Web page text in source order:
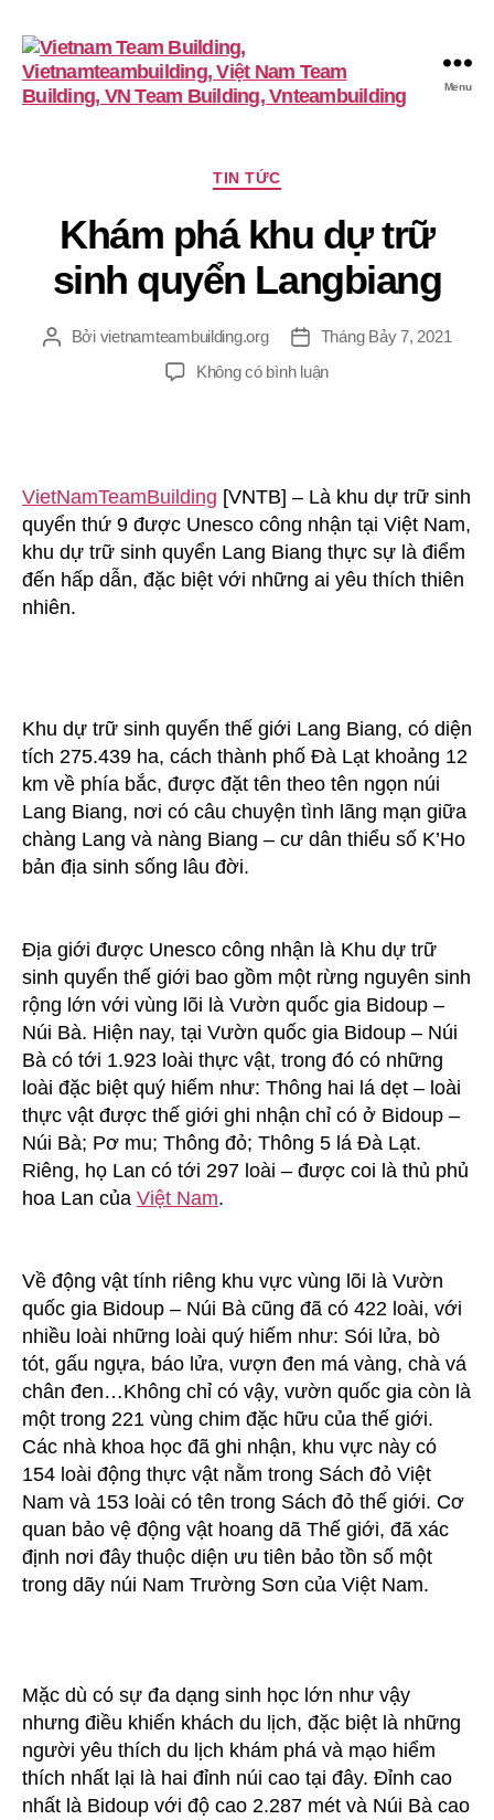
VietnamTeambuilding
Menu
Chuyên
TIN TỨC
Khám phá khu dự trữ
sinh quyển Langbiang
TácBởi vietnamteambuilding.org
Ngày
đăng
Tháng Bảy 7, 2021
Không có bình luậnở
trữ
sinh
quyển
Langbiang
VietNamTeamBuilding [VNTB] – Là khu dự trữ sinh
quyển thứ 9 được Unesco công nhận tại Việt Nam,
khu dự trữ sinh quyển Lang Biang thực sự là điểm
đến hấp dẫn, đặc biệt với những ai yêu thích thiên
nhiên.
Khu dự trữ sinh quyển thế giới Lang Biang, có diện
tích 275.439 ha, cách thành phố Đà Lạt khoảng 12
km về phía bắc, được đặt tên theo tên ngọn núi
Lang Biang, nơi có câu chuyện tình lãng mạn giữa
chàng Lang và nàng Biang – cư dân thiểu số K’Ho
bản địa sinh sống lâu đời.
Địa giới được Unesco công nhận là Khu dự trữ
sinh quyển thế giới bao gồm một rừng nguyên sinh
rộng lớn với vùng lõi là Vườn quốc gia Bidoup –
Núi Bà. Hiện nay, tại Vườn quốc gia Bidoup – Núi
Bà có tới 1.923 loài thực vật, trong đó có những
loài đặc biệt quý hiếm như: Thông hai lá dẹt – loài
thực vật được thế giới ghi nhận chỉ có ở Bidoup –
Núi Bà; Pơ mu; Thông đỏ; Thông 5 lá Ðà Lạt.
Riêng, họ Lan có tới 297 loài – được coi là thủ phủ
hoa Lan của Việt Nam.
Về động vật tính riêng khu vực vùng lõi là Vườn
quốc gia Bidoup – Núi Bà cũng đã có 422 loài, với
nhiều loài những loài quý hiếm như: Sói lửa, bò
tót, gấu ngựa, báo lửa, vượn đen má vàng, chà vá
chân đen…Không chỉ có vậy, vườn quốc gia còn là
một trong 221 vùng chim đặc hữu của thế giới.
Các nhà khoa học đã ghi nhận, khu vực này có
154 loài động thực vật nằm trong Sách đỏ Việt
Nam và 153 loài có tên trong Sách đỏ thế giới. Cơ
quan bảo vệ động vật hoang dã Thế giới, đã xác
định nơi đây thuộc diện ưu tiên bảo tồn số một
trong dãy núi Nam Trường Sơn của Việt Nam.
Mặc dù có sự đa dạng sinh học lớn như vậy
nhưng điều khiến khách du lịch, đặc biệt là những
người yêu thích du lịch khám phá và mạo hiểm
thích nhất lại là hai đỉnh núi cao tại đây. Đỉnh cao
nhất là Bidoup với độ cao 2.287 mét và Núi Bà cao